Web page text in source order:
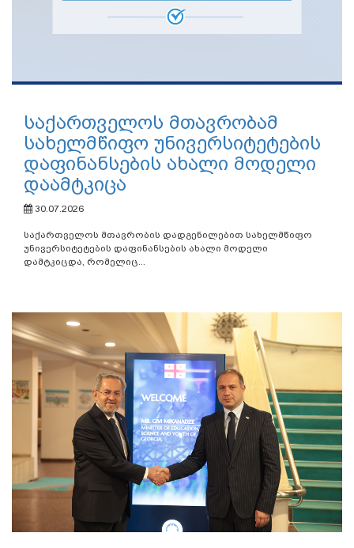
საქართველოს მთავრობამ
სახელმწიფო უნივერსიტეტების
დაფინანსების ახალი მოდელი
დაამტკიცა
30.07.2026
საქართველოს მთავრობის დადგენილებით სახელმწიფო
უნივერსიტეტების დაფინანსების ახალი მოდელი
დამტკიცდა, რომელიც...